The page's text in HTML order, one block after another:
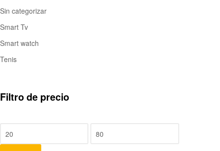
Sin categorizar
Smart Tv
Smart watch
Tenis
Filtro de precio